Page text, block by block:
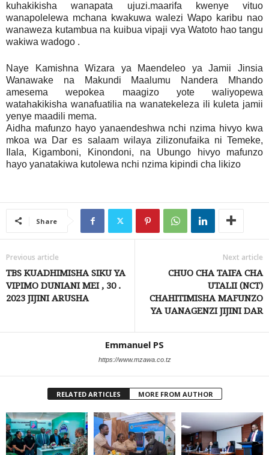
kuhakikisha wanapata ujuzi.maarifa kwenye vituo
wanapolelewa mchana kwakuwa walezi Wapo karibu nao
wanaweza kutambua na kuibua vipaji vya Watoto hao tangu
wakiwa wadogo .
Naye Kamishna Wizara ya Maendeleo ya Jamii Jinsia
Wanawake na Makundi Maalumu Nandera Mhando
amesema wepokea maagizo yote waliyopewa
watahakikisha wanafuatilia na wanatekeleza ili kuleta jamii
yenye maadili mema.
Aidha mafunzo hayo yanaendeshwa nchi nzima hivyo kwa
mkoa wa Dar es salaam wilaya zilizonufaika ni Temeke,
Ilala, Kigamboni, Kinondoni, na Ubungo hivyo mafunzo
hayo yanatakiwa kutolewa nchi nzima kipindi cha likizo
Share
Previous article
TBS KUADHIMISHA SIKU YA
VIPIMO DUNIANI MEI , 30 .
2023 JIJINI ARUSHA
Next article
CHUO CHA TAIFA CHA
UTALII (NCT)
CHAHITIMISHA MAFUNZO
YA UANAGENZI JIJINI DAR
Emmanuel PS
https://www.mzawa.co.tz
RELATED ARTICLES MORE FROM AUTHOR